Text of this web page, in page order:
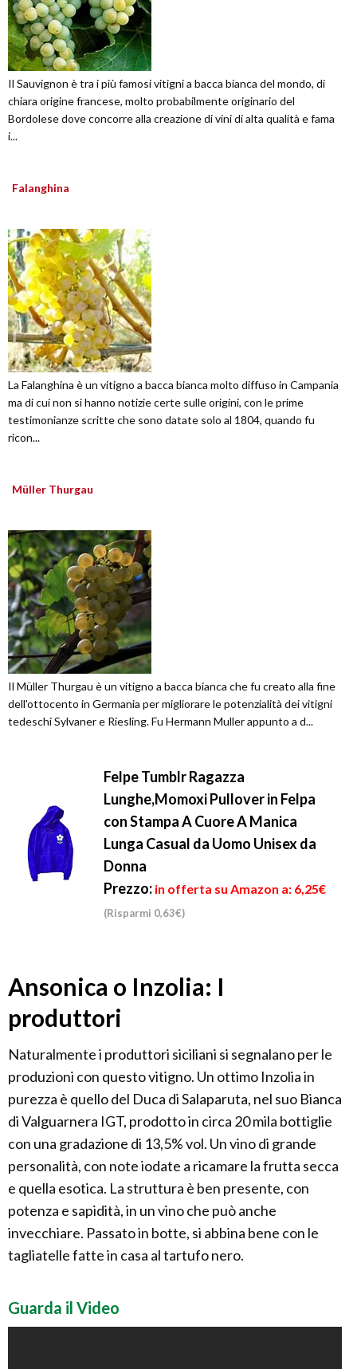
Il Sauvignon è tra i più famosi vitigni a bacca bianca del mondo, di
chiara origine francese, molto probabilmente originario del
Bordolese dove concorre alla creazione di vini di alta qualità e fama
i...
Falanghina
La Falanghina è un vitigno a bacca bianca molto diffuso in Campania
ma di cui non si hanno notizie certe sulle origini, con le prime
testimonianze scritte che sono datate solo al 1804, quando fu
ricon...
Müller Thurgau
Il Müller Thurgau è un vitigno a bacca bianca che fu creato alla fine
dell'ottocento in Germania per migliorare le potenzialità dei vitigni
tedeschi Sylvaner e Riesling. Fu Hermann Muller appunto a d...
Felpe Tumblr Ragazza
Lunghe,Momoxi Pullover in Felpa
con Stampa A Cuore A Manica
Lunga Casual da Uomo Unisex da
Donna
Prezzo: in offerta su Amazon a: 6,25€
(Risparmi 0,63€)
Ansonica o Inzolia: I
produttori
Naturalmente i produttori siciliani si segnalano per le
produzioni con questo vitigno. Un ottimo Inzolia in
purezza è quello del Duca di Salaparuta, nel suo Bianca
di Valguarnera IGT, prodotto in circa 20 mila bottiglie
con una gradazione di 13,5% vol. Un vino di grande
personalità, con note iodate a ricamare la frutta secca
e quella esotica. La struttura è ben presente, con
potenza e sapidità, in un vino che può anche
invecchiare. Passato in botte, si abbina bene con le
tagliatelle fatte in casa al tartufo nero.
Guarda il Video